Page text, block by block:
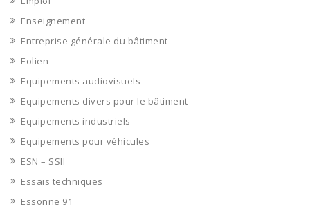
Enseignement
Entreprise générale du bâtiment
Eolien
Equipements audiovisuels
Equipements divers pour le bâtiment
Equipements industriels
Equipements pour véhicules
ESN – SSII
Essais techniques
Essonne 91